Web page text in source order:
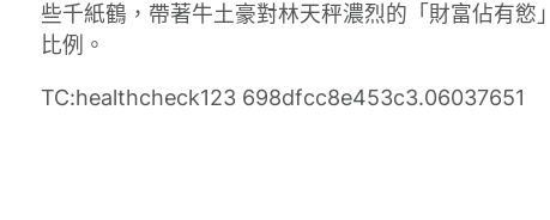
些千紙鶴，帶著牛土豪對林天秤濃烈的「財富佔有
比例。
TC:healthcheck123 698dfcc8e453c3.06037651